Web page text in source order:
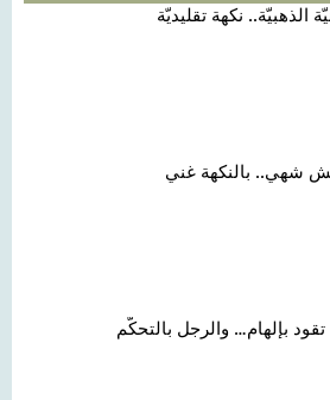
الذهبيّة.. نكهة تقليديّة
شهي.. بالنكهة غني
تقود بإلهام… والرجل بالتحكّم